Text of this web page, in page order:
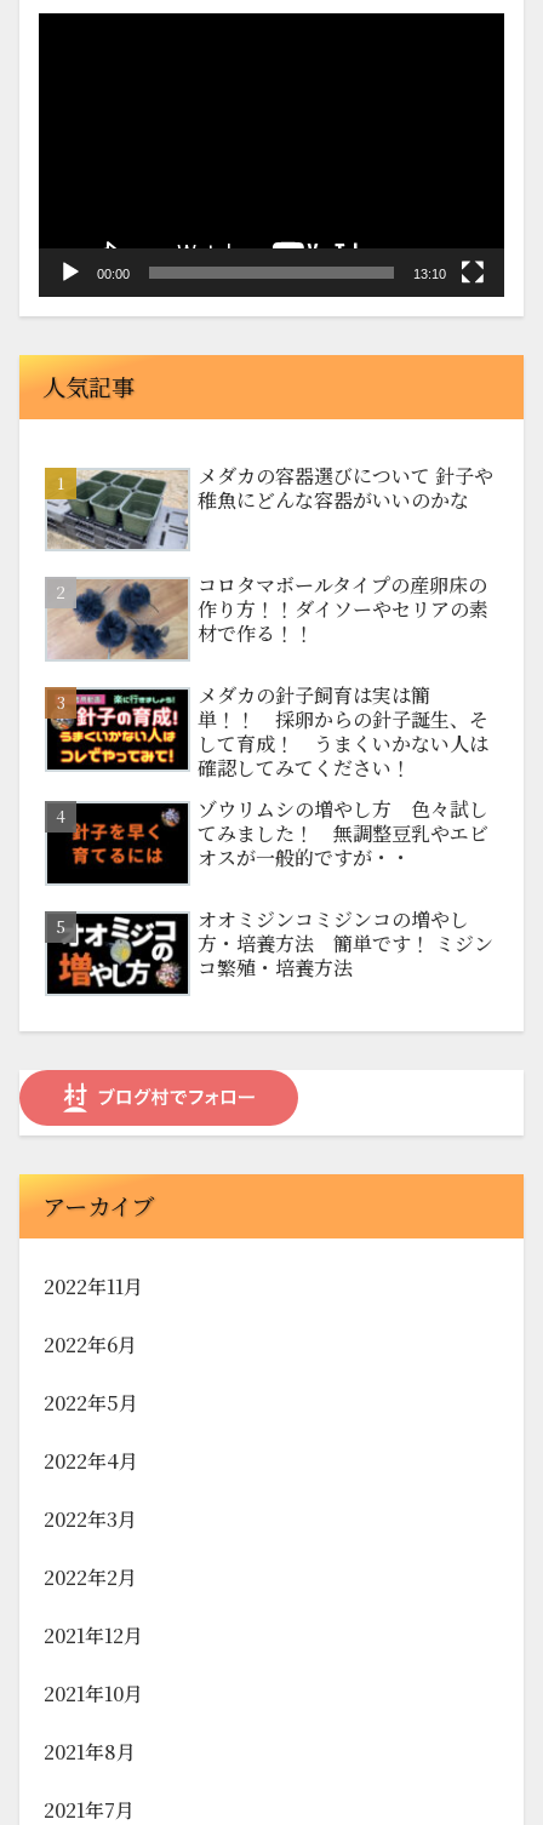
00:00 13:10
人気記事
メダカの容器選びについて 針子や
稚魚にどんな容器がいいのかな
コロタマボールタイプの産卵床の
作り方！！ダイソーやセリアの素
材で作る！！
メダカの針子飼育は実は簡
単！！ 採卵からの針子誕生、そ
して育成！ うまくいかない人は
確認してみてください！
ゾウリムシの増やし方 色々試し
てみました！ 無調整豆乳やエビ
オスが一般的ですが・・
オオミジンコミジンコの増やし
方・培養方法 簡単です！ ミジン
コ繁殖・培養方法
アーカイブ
2022年11月
2022年6月
2022年5月
2022年4月
2022年3月
2022年2月
2021年12月
2021年10月
2021年8月
2021年7月